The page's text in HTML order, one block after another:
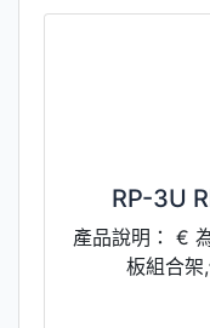
RP-3U
產品說明： €
板組合架